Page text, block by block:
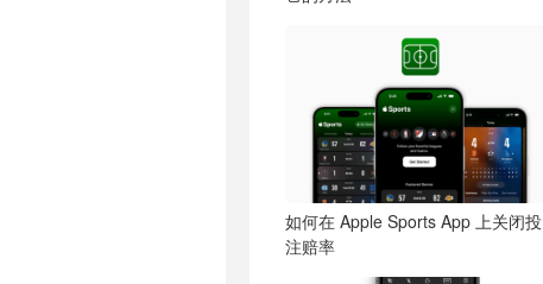
如何在 Apple Sports App 上关闭投
注赔率